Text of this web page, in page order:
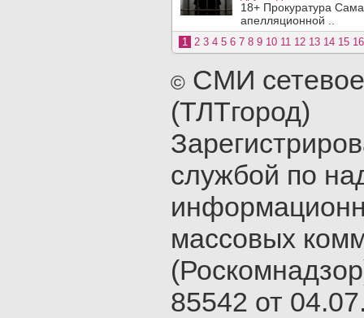
18+ Прокуратура
апелляционной ..
1 2 3 4 5 6 7 8 9 10 11 12 13 14 15 16
© СМИ
(ТЛТгород)
службой по
массовых
85542 от